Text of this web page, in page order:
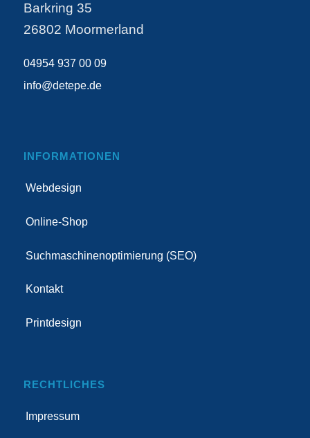
Barkring 35
26802 Moormerland
04954 937 00 09
info@detepe.de
INFORMATIONEN
Webdesign
Online-Shop
Suchmaschinenoptimierung (SEO)
Kontakt
Printdesign
RECHTLICHES
Impressum